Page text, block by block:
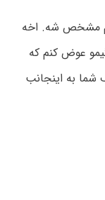
مشخص شه. اخه
عوض کنم که
به اینجانب